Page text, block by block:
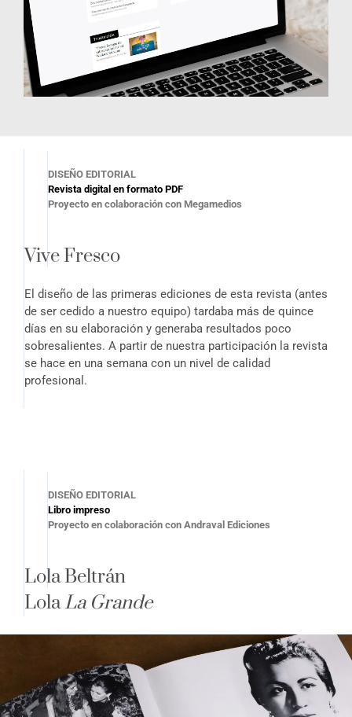
DISEÑO EDITORIAL
Revista digital en formato PDF
Proyecto en colaboración con Megamedios
Vive Fresco
El diseño de las primeras ediciones de esta revista (antes
de ser cedido a nuestro equipo) tardaba más de quince
días en su elaboración y generaba resultados poco
sobresalientes. A partir de nuestra participación la revista
se hace en una semana con un nivel de calidad
profesional.
DISEÑO EDITORIAL
Libro impreso
Proyecto en colaboración con Andraval Ediciones
Lola Beltrán
LolaLa Grande